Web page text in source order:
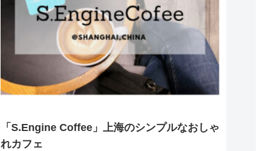
「S.Engine Coffee」上海のシンプルなおしゃ
れカフェ